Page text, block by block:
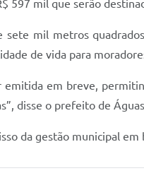
597 mil que serão
sete mil metros
de vida para
emitida em breve,
disse o prefeito de
da gestão municipal